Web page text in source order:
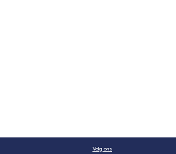
Volg ons